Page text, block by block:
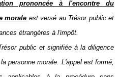
prononcée à l'encontre du
morale est versé au Trésor public et
étrangères à l'impôt.
public et signifiée à la diligence
personne morale. L'appel est formé,